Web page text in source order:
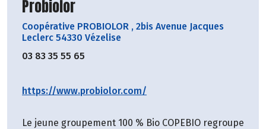
Découvrir le producteur
Probiolor
Coopérative PROBIOLOR , 2bis Avenue Jacques
Leclerc 54330 Vézelise
03 83 35 55 65
https://www.probiolor.com/
Le jeune groupement 100 % Bio COPEBIO regroupe